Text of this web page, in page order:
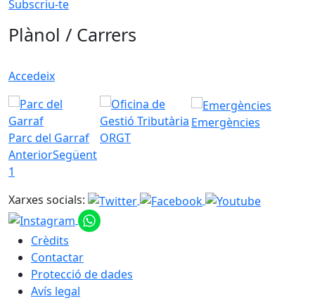
Subscriu-te
Plànol / Carrers
Accedeix
Parc del Garraf ORGT
Emergències
AnteriorSegüent
1
Xarxes socials:
Crèdits
Contactar
Protecció de dades
Avís legal